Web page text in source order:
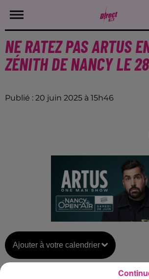
NE RATEZ PAS ARTUS
ZÉNITH DE NANCY LE
Publié : 20 juin 2025 à 15h46
Ajouter à votre calendrier